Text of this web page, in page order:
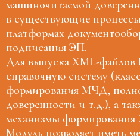
машиночитаемой
в существующие
платформах
подписания ЭП.
Для выпуска XML-
справочную систему
формирования МЧД,
доверенности и т.д.), а
механизмы формирования